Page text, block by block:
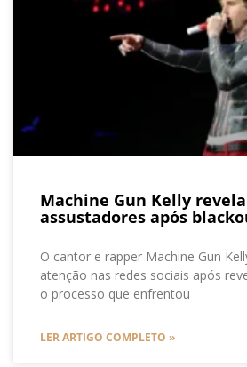
Machine Gun Kelly
assustadores após
O cantor e rapper Machine Gun
atenção nas redes sociais após
o processo que enfrentou
LER ARTIGO COMPLETO »